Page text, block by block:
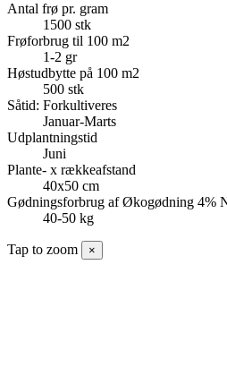
Antal frø pr. gram
1500 stk
Frøforbrug til 100 m2
1-2 gr
Høstudbytte på 100 m2
500 stk
Såtid: Forkultiveres
Januar-Marts
Udplantningstid
Juni
Plante- x rækkeafstand
40x50 cm
Gødningsforbrug af Økogødning 4%
40-50 kg
Tap to zoom ×